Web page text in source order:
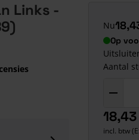
Links -
Nu
Op
Aantal
18,43
incl. btw